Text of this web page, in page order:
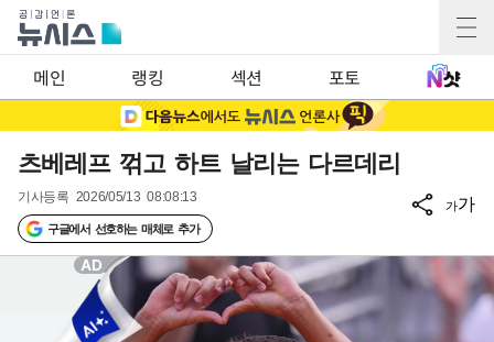
메인 랭킹 섹션 포토
츠베레프 꺾고 하트 날리는 다르데리
기사등록 2026/05/13 08:08:13
구글에서 선호하는 매체로 추가
가가